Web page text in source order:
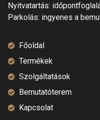
Nyitvatartás:
Parkolás: ingyenes a
Főoldal
Termékek
Szolgáltatások
Bemutatóterem
Kapcsolat